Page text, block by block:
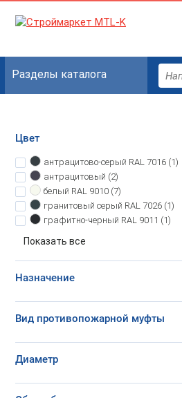
Разделы каталога
Цвет
антрацитово-серый RAL 7016 (1)
антрацитовый (2)
белый RAL 9010 (7)
гранитовый серый RAL 7026 (1)
графитно-черный RAL 9011 (1)
Показать все
Назначение
Вид противопожарной муфты
Диаметр